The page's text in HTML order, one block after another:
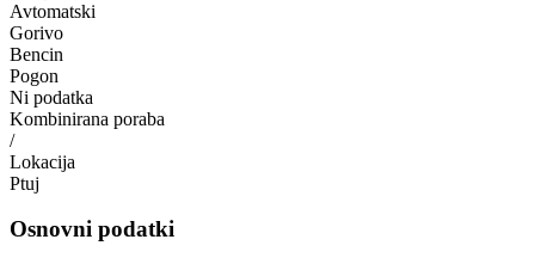
Avtomatski
Gorivo
Bencin
Pogon
Ni podatka
Kombinirana poraba
/
Lokacija
Ptuj
Osnovni podatki